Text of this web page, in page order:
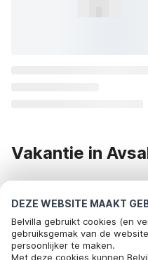
DEZE WEBSITE MAAKT
Belvilla gebruikt cookies (en
gebruiksgemak van de
persoonlijker te maken.
Met deze cookies kunnen
Vakantie in
Belvilla bij het juiste adres!
vakantie in Avsallar. Bekijk
vakantiehuizen in Avsallar of